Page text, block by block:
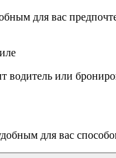
для вас
водитель или
для вас